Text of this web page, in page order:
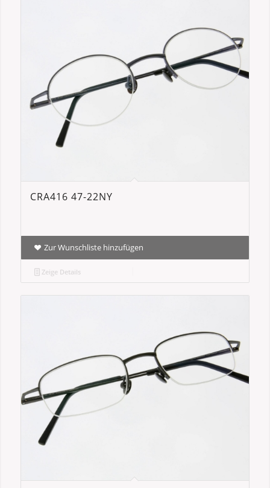
CRA416 47-22NY
Zur Wunschliste hinzufügen
Zeige Details